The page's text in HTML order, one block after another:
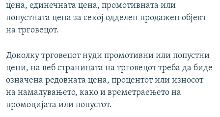
цена, единечната цена, промотивната или
попустната цена за секој одделен продажен објект
на трговецот.
Доколку трговецот нуди промотивни или попустни
цени, на веб страницата на трговецот треба да биде
означена редовната цена, процентот или износот
на намалувањето, како и времетраењето на
промоцијата или попустот.